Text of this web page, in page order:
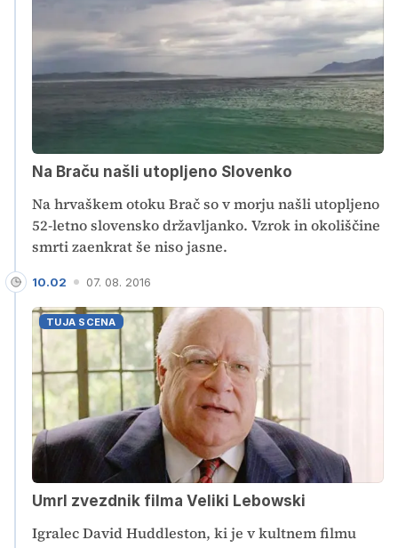
Na Braču našli utopljeno Slovenko
Na hrvaškem otoku Brač so v morju našli utopljeno
52-letno slovensko državljanko. Vzrok in okoliščine
smrti zaenkrat še niso jasne.
TUJA SCENA
10.02 07. 08. 2016
Umrl zvezdnik filma Veliki Lebowski
Igralec David Huddleston, ki je v kultnem filmu